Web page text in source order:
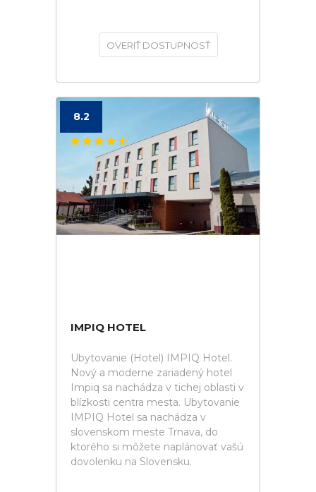
OVERIŤ DOSTUPNOSŤ
8.2
IMPIQ HOTEL
Ubytovanie (Hotel) IMPIQ Hotel.
Nový a moderne zariadený hotel
Impiq sa nachádza v tichej oblasti v
blízkosti centra mesta. Ubytovanie
IMPIQ Hotel sa nachádza v
slovenskom meste Trnava, do
ktorého si môžete naplánovať vašú
dovolenku na Slovensku.